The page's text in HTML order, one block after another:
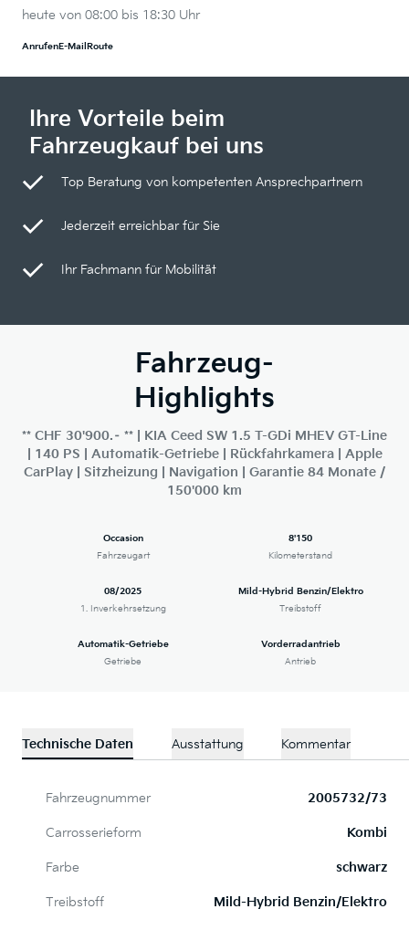
heute von 08:00 bis 18:30 Uhr
AnrufenE-Mail Route
Ihre Vorteile beim
Fahrzeugkauf bei uns
Top Beratung von kompetenten Ansprechpartnern
Jederzeit erreichbar für Sie
Ihr Fachmann für Mobilität
Fahrzeug-
Highlights
** CHF 30'900.– ** | KIA Ceed SW 1.5 T-GDi MHEV GT-Line
| 140 PS | Automatik-Getriebe | Rückfahrkamera | Apple
CarPlay | Sitzheizung | Navigation | Garantie 84 Monate /
150'000 km
Occasion
Fahrzeugart
8'150
Kilometerstand
08/2025
1. Inverkehrsetzung
Mild-Hybrid Benzin/Elektro
Treibstoff
Automatik-Getriebe
Getriebe
Vorderradantrieb
Antrieb
Technische Daten Ausstattung Kommentar
Fahrzeugnummer 2005732/73
Carrosserieform Kombi
Farbe schwarz
Treibstoff Mild-Hybrid Benzin/Elektro